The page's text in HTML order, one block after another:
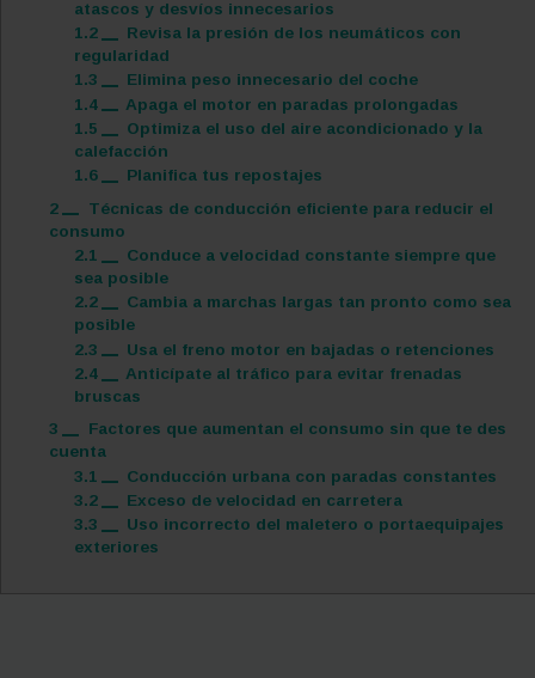
atascos y desvíos innecesarios
1.2
Revisa la presión de los neumáticos con
regularidad
1.3
Elimina peso innecesario del coche
1.4
Apaga el motor en paradas prolongadas
1.5
Optimiza el uso del aire acondicionado y la
calefacción
1.6
Planifica tus repostajes
2
Técnicas de conducción eficiente para reducir el
consumo
2.1
Conduce a velocidad constante siempre que
sea posible
2.2
Cambia a marchas largas tan pronto como sea
posible
2.3
Usa el freno motor en bajadas o retenciones
2.4
Anticípate al tráfico para evitar frenadas
bruscas
3
Factores que aumentan el consumo sin que te des
cuenta
3.1
Conducción urbana con paradas constantes
3.2
Exceso de velocidad en carretera
3.3
Uso incorrecto del maletero o portaequipajes
exteriores